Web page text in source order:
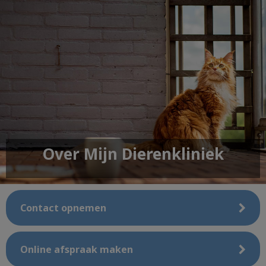
Over Mijn Dierenkliniek
Contact opnemen
Online afspraak maken